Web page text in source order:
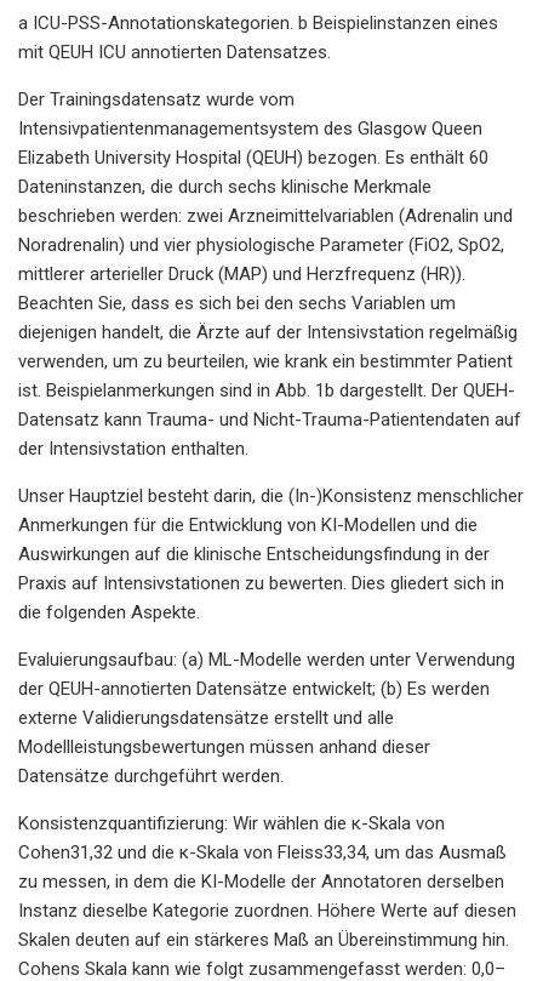
a ICU-PSS-Annotationskategorien. b Beispielinstanzen eines
mit QEUH ICU annotierten Datensatzes.
Der Trainingsdatensatz wurde vom
Intensivpatientenmanagementsystem des Glasgow Queen
Elizabeth University Hospital (QEUH) bezogen. Es enthält 60
Dateninstanzen, die durch sechs klinische Merkmale
beschrieben werden: zwei Arzneimittelvariablen (Adrenalin und
Noradrenalin) und vier physiologische Parameter (FiO2, SpO2,
mittlerer arterieller Druck (MAP) und Herzfrequenz (HR)).
Beachten Sie, dass es sich bei den sechs Variablen um
diejenigen handelt, die Ärzte auf der Intensivstation regelmäßig
verwenden, um zu beurteilen, wie krank ein bestimmter Patient
ist. Beispielanmerkungen sind in Abb. 1b dargestellt. Der QUEH-
Datensatz kann Trauma- und Nicht-Trauma-Patientendaten auf
der Intensivstation enthalten.
Unser Hauptziel besteht darin, die (In-)Konsistenz menschlicher
Anmerkungen für die Entwicklung von KI-Modellen und die
Auswirkungen auf die klinische Entscheidungsfindung in der
Praxis auf Intensivstationen zu bewerten. Dies gliedert sich in
die folgenden Aspekte.
Evaluierungsaufbau: (a) ML-Modelle werden unter Verwendung
der QEUH-annotierten Datensätze entwickelt; (b) Es werden
externe Validierungsdatensätze erstellt und alle
Modellleistungsbewertungen müssen anhand dieser
Datensätze durchgeführt werden.
Konsistenzquantifizierung: Wir wählen die κ-Skala von
Cohen31,32 und die κ-Skala von Fleiss33,34, um das Ausmaß
zu messen, in dem die KI-Modelle der Annotatoren derselben
Instanz dieselbe Kategorie zuordnen. Höhere Werte auf diesen
Skalen deuten auf ein stärkeres Maß an Übereinstimmung hin.
Cohens Skala kann wie folgt zusammengefasst werden: 0,0–